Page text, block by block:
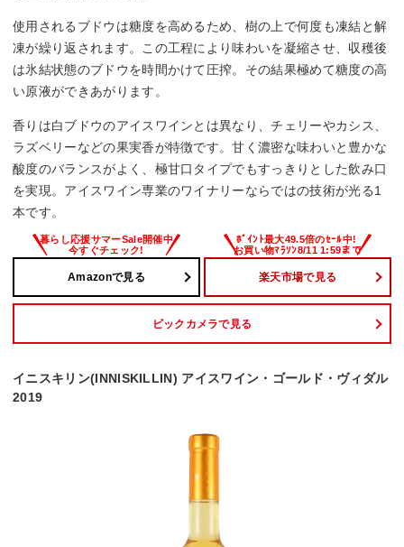
使用されるブドウは糖度を高めるため、樹の上で何度も凍結と解
凍が繰り返されます。この工程により味わいを凝縮させ、収穫後
は氷結状態のブドウを時間かけて圧搾。その結果極めて糖度の高
い原液ができあがります。
香りは白ブドウのアイスワインとは異なり、チェリーやカシス、
ラズベリーなどの果実香が特徴です。甘く濃密な味わいと豊かな
酸度のバランスがよく、極甘口タイプでもすっきりとした飲み口
を実現。アイスワイン専業のワイナリーならではの技術が光る1
本です。
Amazonで見る 楽天市場で見る
ビックカメラで見る
イニスキリン(INNISKILLIN) アイスワイン・ゴールド・ヴィダル
2019